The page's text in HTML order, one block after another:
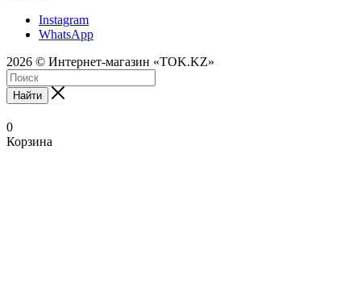
Instagram
WhatsApp
2026 © Интернет-магазин «TOK.KZ»
Найти
0
Корзина